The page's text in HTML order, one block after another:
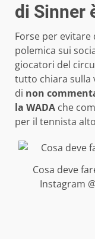
di Sinner
Forse per
polemica sui
giocatori del
tutto chiara sulla
di non
la WADA che
per il tennista
Cosa deve
Instagram